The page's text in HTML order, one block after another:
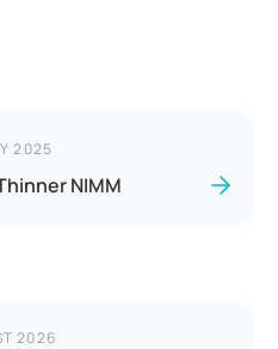
2025
NIMM
2026